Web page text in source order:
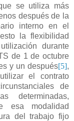
se utiliza más
después de la
interno en el
la flexibilidad
durante
de 1 de octubre
y un después[5],
el contrato
de
determinadas,
esa modalidad
del trabajo fijo